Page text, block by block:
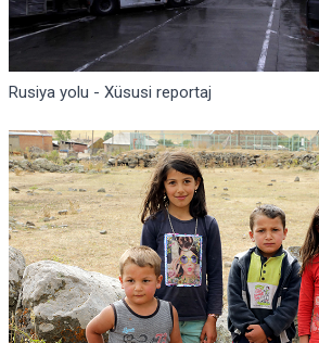
Rusiya yolu - Xüsusi reportaj